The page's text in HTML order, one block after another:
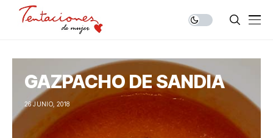
GAZPACHO DE SANDIA
26 JUNIO, 2018